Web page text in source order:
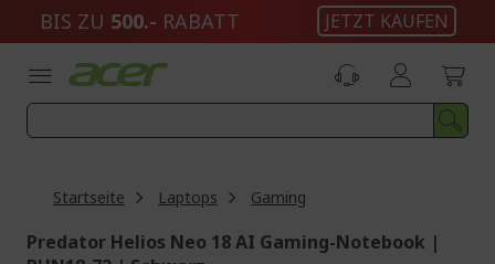
BIS ZU 500.- RABATT JETZT KAUFEN
Startseite Laptops Gaming
Predator Helios Neo 18 AI Gaming-Notebook |